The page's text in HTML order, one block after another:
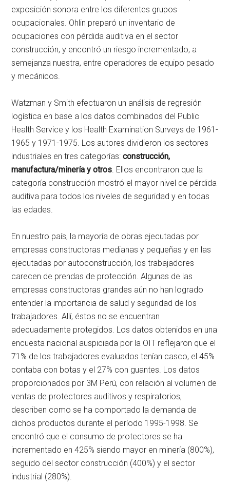
exposición sonora entre los diferentes grupos
ocupacionales. Ohlin preparó un inventario de
ocupaciones con pérdida auditiva en el sector
construcción, y encontró un riesgo incrementado, a
semejanza nuestra, entre operadores de equipo pesado
y mecánicos.
Watzman y Smith efectuaron un análisis de regresión
logística en base a los datos combinados del Public
Health Service y los Health Examination Surveys de 1961-
1965 y 1971-1975. Los autores dividieron los sectores
industriales en tres categorías:construcción,
manufactura/minería y otros. Ellos encontraron que la
categoría construcción mostró el mayor nivel de pérdida
auditiva para todos los niveles de seguridad y en todas
las edades.
En nuestro país, la mayoría de obras ejecutadas por
empresas constructoras medianas y pequeñas y en las
ejecutadas por autoconstrucción, los trabajadores
carecen de prendas de protección. Algunas de las
empresas constructoras grandes aún no han logrado
entender la importancia de salud y seguridad de los
trabajadores. Allí, éstos no se encuentran
adecuadamente protegidos. Los datos obtenidos en una
encuesta nacional auspiciada por la OIT reflejaron que el
71% de los trabajadores evaluados tenían casco, el 45%
contaba con botas y el 27% con guantes. Los datos
proporcionados por 3M Perú, con relación al volumen de
ventas de protectores auditivos y respiratorios,
describen como se ha comportado la demanda de
dichos productos durante el período 1995-1998. Se
encontró que el consumo de protectores se ha
incrementado en 425% siendo mayor en minería (800%),
seguido del sector construcción (400%) y el sector
industrial (280%).